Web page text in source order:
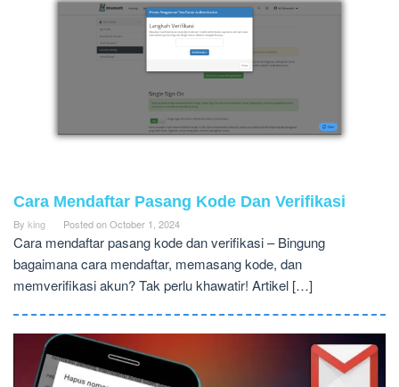
Cara Mendaftar Pasang Kode Dan Verifikasi
By king Posted onOctober 1, 2024
Cara mendaftar pasang kode dan verifikasi – Bingung
bagaimana cara mendaftar, memasang kode, dan
memverifikasi akun? Tak perlu khawatir! Artikel […]